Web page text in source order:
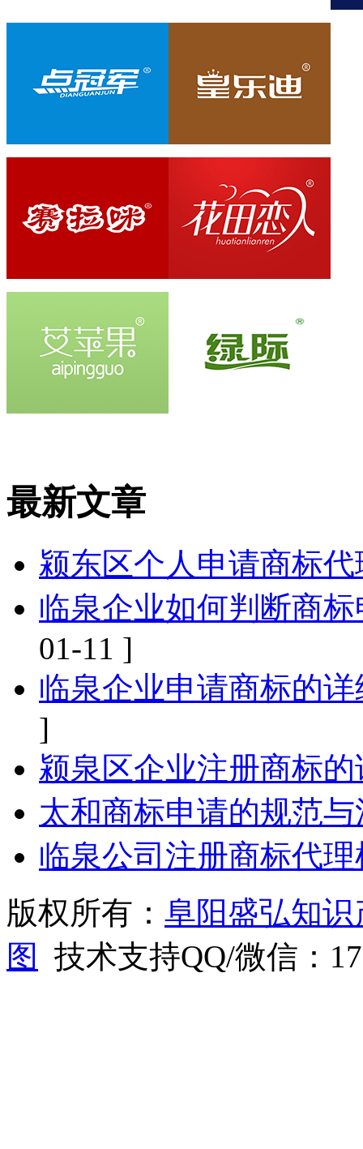
最新文章
颍东区个人申请商标
临泉企业如何判断商
01-11 ]
临泉企业申请商标的
]
颍泉区企业注册商标
太和商标申请的规范
临泉公司注册商标代
版权所有： 阜阳盛弘知
图
技术支持QQ/微信：